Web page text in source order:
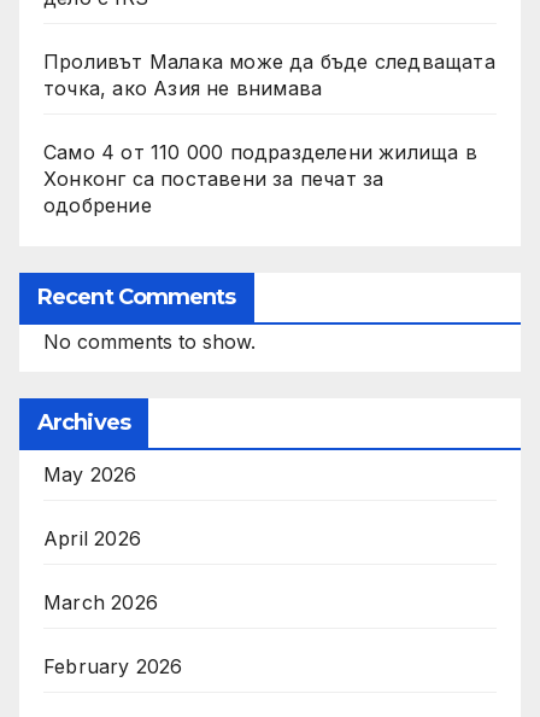
Проливът Малака може да бъде следващата
точка, ако Азия не внимава
Само 4 от 110 000 подразделени жилища в
Хонконг са поставени за печат за
одобрение
Recent Comments
No comments to show.
Archives
May 2026
April 2026
March 2026
February 2026